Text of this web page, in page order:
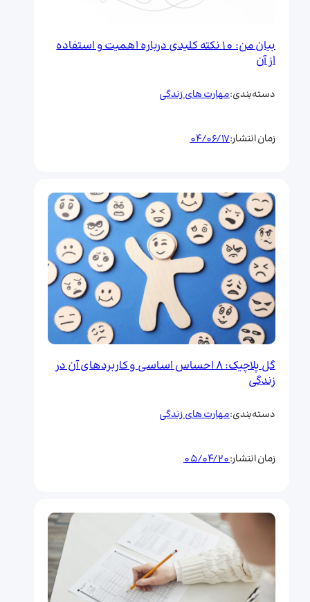
بیان من: 10 نکته کلیدی درباره اهمیت و استفاده
از آن
دسته‌بندی:مهارت های زندگی
زمان انتشار:04/06/17
گل پلاچیک: 8 احساس اساسی و کاربردهای آن در
زندگی
دسته‌بندی:مهارت های زندگی
زمان انتشار:05/04/20